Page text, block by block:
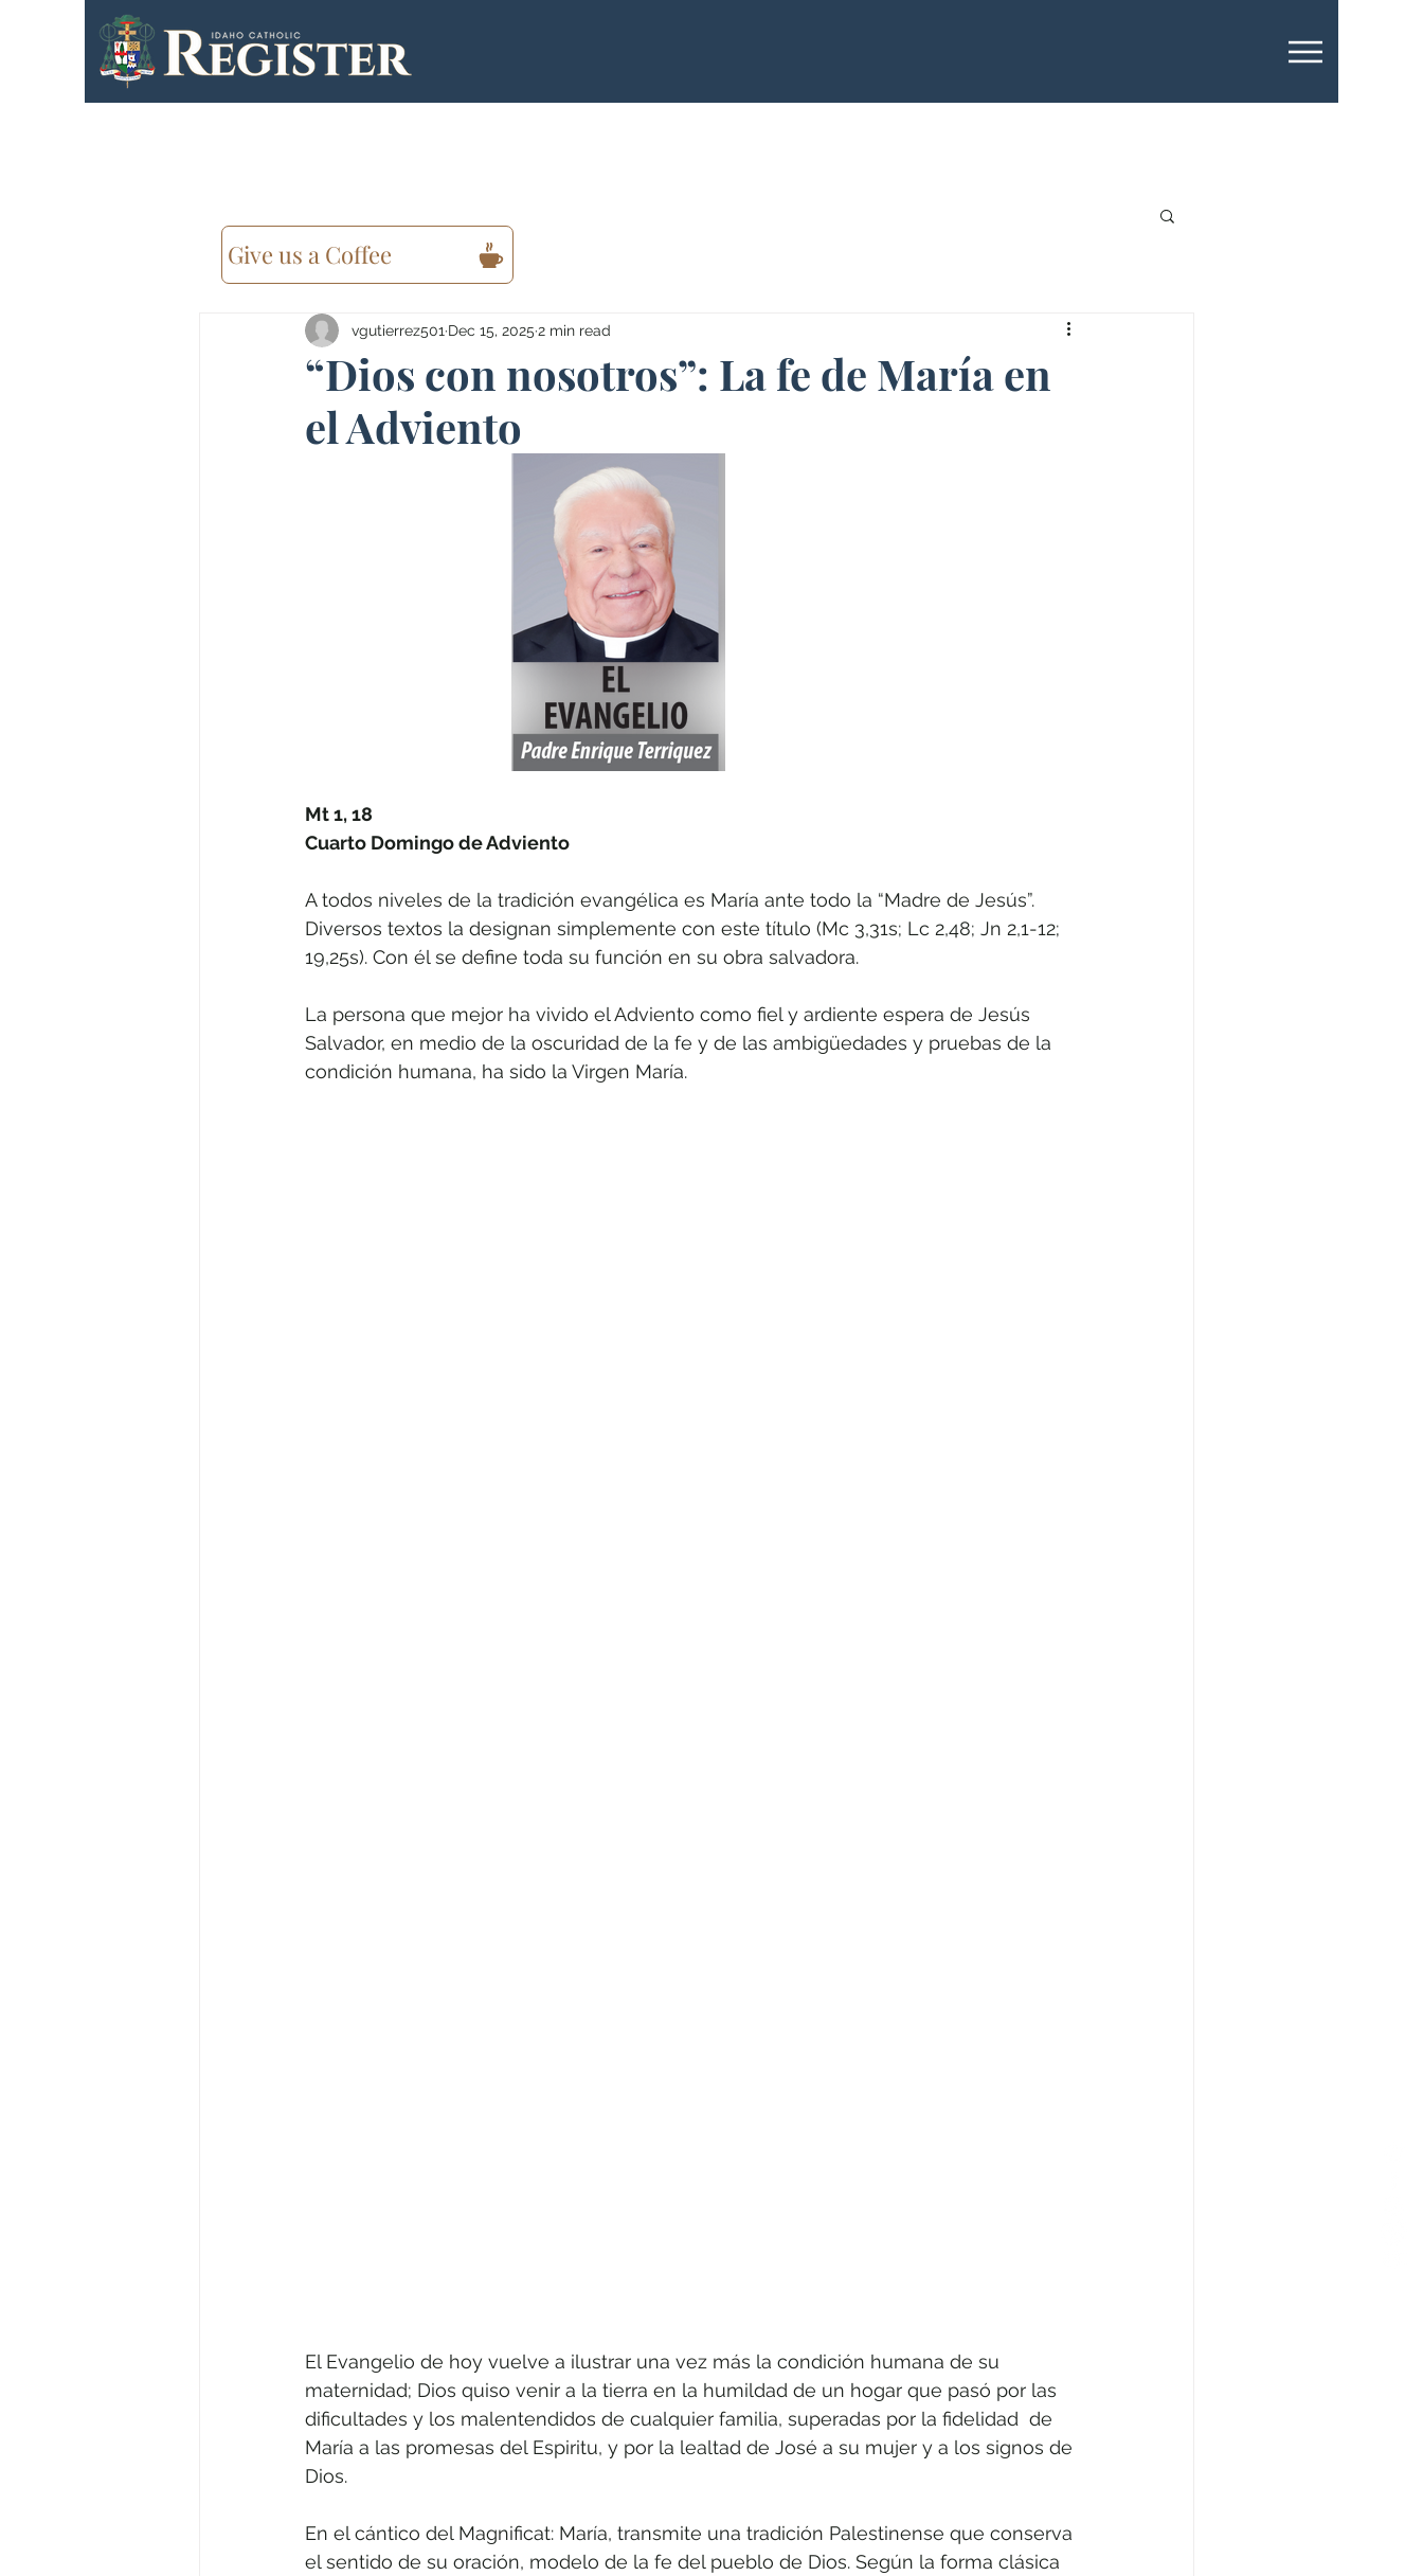
“Dios con nosotros”: La fe de María en
el Adviento
vgutierrez501 Dec 15, 2025 2 min read
Mt 1, 18
Cuarto Domingo de Adviento
A todos niveles de la tradición evangélica es María ante todo la “Madre de Jesús”.
Diversos textos la designan simplemente con este título (Mc 3,31s; Lc 2,48; Jn 2,1-12;
19,25s). Con él se define toda su función en su obra salvadora.
La persona que mejor ha vivido el Adviento como fiel y ardiente espera de Jesús
Salvador, en medio de la oscuridad de la fe y de las ambigüedades y pruebas de la
condición humana, ha sido la Virgen María.
El Evangelio de hoy vuelve a ilustrar una vez más la condición humana de su
maternidad; Dios quiso venir a la tierra en la humildad de un hogar que pasó por las
dificultades y los malentendidos de cualquier familia, superadas por la fidelidad  de
María a las promesas del Espiritu, y por la lealtad de José a su mujer y a los signos de
Dios.
En el cántico del Magnificat: María, transmite una tradición Palestinense que conserva
el sentido de su oración, modelo de la fe del pueblo de Dios. Según la forma clásica
Give us a Coffee